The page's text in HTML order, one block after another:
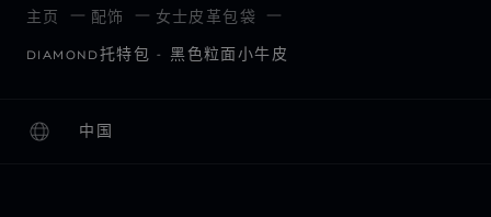
主页 配饰 女士皮革包袋
DIAMOND托特包 - 黑色粒面小牛皮
中国
本地化（更改国家/地区）
更改国家/地区